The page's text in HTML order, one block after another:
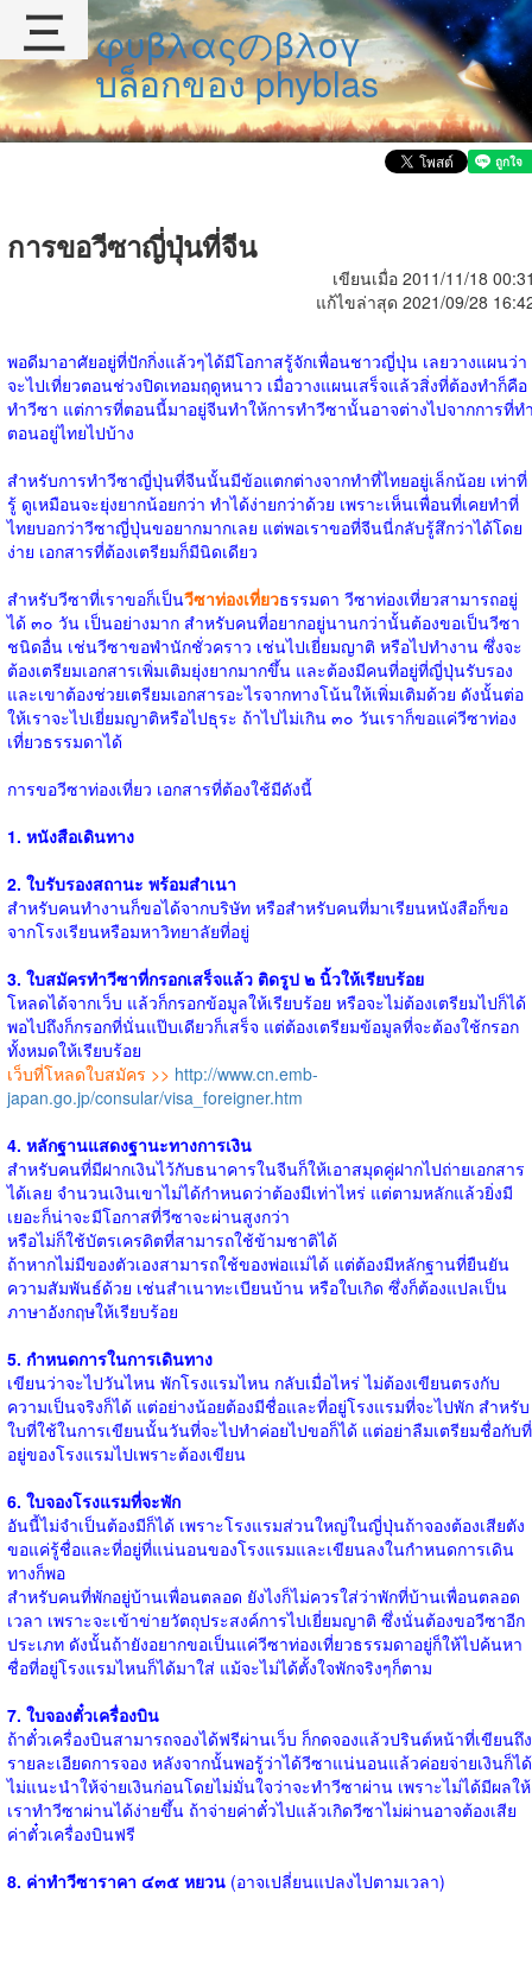
φυβλαςのβλογ
บล็อกของ phyblas
การขอวีซาญี่ปุ่นที่จีน
เขียนเมื่อ 2011/11/18
แก้ไขล่าสุด 2021/09/28
พอดีมาอาศัยอยู่ที่ปักกิ่งแล้วๆได้มีโอกาสรู้จักเพื่อนชาวญี่ปุ่น เลยวางแผนว่า
จะไปเที่ยวตอนช่วงปิดเทอมฤดูหนาว เมื่อวางแผนเสร็จแล้วสิ่งที่ต้องทำก็คือ
ทำวีซา แต่การที่ตอนนี้มาอยู่จีนทำให้การทำวีซานั้นอาจต่างไปจากการที่ท
ตอนอยู่ไทยไปบ้าง
สำหรับการทำวีซาญี่ปุ่นที่จีนนั้นมีข้อแตกต่างจากทำที่ไทยอยู่เล็กน้อย เท่าที่
รู้ ดูเหมือนจะยุ่งยากน้อยกว่า ทำได้ง่ายกว่าด้วย เพราะเห็นเพื่อนที่เคยทำที่
ไทยบอกว่าวีซาญี่ปุ่นขอยากมากเลย แต่พอเราขอที่จีนนี่กลับรู้สึกว่าได้โดย
ง่าย เอกสารที่ต้องเตรียมก็มีนิดเดียว
สำหรับวีซาที่เราขอก็เป็นวีซาท่องเที่ยวธรรมดา วีซาท่องเที่ยวสามารถอยู่
ได้ ๓๐ วัน เป็นอย่างมาก สำหรับคนที่อยากอยู่นานกว่านั้นต้องขอเป็นวีซา
ชนิดอื่น เช่นวีซาขอพำนักชั่วคราว เช่นไปเยี่ยมญาติ หรือไปทำงาน ซึ่งจะ
ต้องเตรียมเอกสารเพิ่มเติมยุ่งยากมากขึ้น และต้องมีคนที่อยู่ที่ญี่ปุ่นรับรอง
และเขาต้องช่วยเตรียมเอกสารอะไรจากทางโน้นให้เพิ่มเติมด้วย ดังนั้นต่อ
ให้เราจะไปเยี่ยมญาติหรือไปธุระ ถ้าไปไม่เกิน ๓๐ วันเราก็ขอแค่วีซาท่อง
เที่ยวธรรมดาได้
การขอวีซาท่องเที่ยว เอกสารที่ต้องใช้มีดังนี้
1. หนังสือเดินทาง
2. ใบรับรองสถานะ พร้อมสำเนา
สำหรับคนทำงานก็ขอได้จากบริษัท หรือสำหรับคนที่มาเรียนหนังสือก็ขอ
จากโรงเรียนหรือมหาวิทยาลัยที่อยู่
3. ใบสมัครทำวีซาที่กรอกเสร็จแล้ว ติดรูป ๒ นิ้วให้เรียบร้อย
โหลดได้จากเว็บ แล้วก็กรอกข้อมูลให้เรียบร้อย หรือจะไม่ต้องเตรียมไปก็ได้
พอไปถึงก็กรอกที่นั่นแป๊บเดียวก็เสร็จ แต่ต้องเตรียมข้อมูลที่จะต้องใช้กรอก
ทั้งหมดให้เรียบร้อย
เว็บที่โหลดใบสมัคร >> http://www.cn.emb-
japan.go.jp/consular/visa_foreigner.htm
4. หลักฐานแสดงฐานะทางการเงิน
สำหรับคนที่มีฝากเงินไว้กับธนาคารในจีนก็ให้เอาสมุดคู่ฝากไปถ่ายเอกสาร
ได้เลย จำนวนเงินเขาไม่ได้กำหนดว่าต้องมีเท่าไหร่ แต่ตามหลักแล้วยิ่งมี
เยอะก็น่าจะมีโอกาสที่วีซาจะผ่านสูงกว่า
หรือไม่ก็ใช้บัตรเครดิตที่สามารถใช้ข้ามชาติได้
ถ้าหากไม่มีของตัวเองสามารถใช้ของพ่อแม่ได้ แต่ต้องมีหลักฐานที่ยืนยัน
ความสัมพันธ์ด้วย เช่นสำเนาทะเบียนบ้าน หรือใบเกิด ซึ่งก็ต้องแปลเป็น
ภาษาอังกฤษให้เรียบร้อย
5. กำหนดการในการเดินทาง
เขียนว่าจะไปวันไหน พักโรงแรมไหน กลับเมื่อไหร่ ไม่ต้องเขียนตรงกับ
ความเป็นจริงก็ได้ แต่อย่างน้อยต้องมีชื่อและที่อยู่โรงแรมที่จะไปพัก สำหรับ
ใบที่ใช้ในการเขียนนั้นวันที่จะไปทำค่อยไปขอก็ได้ แต่อย่าลืมเตรียมชื่อกับที่
อยู่ของโรงแรมไปเพราะต้องเขียน
6. ใบจองโรงแรมที่จะพัก
อันนี้ไม่จำเป็นต้องมีก็ได้ เพราะโรงแรมส่วนใหญ่ในญี่ปุ่นถ้าจองต้องเสียตัง
ขอแค่รู้ชื่อและที่อยู่ที่แน่นอนของโรงแรมและเขียนลงในกำหนดการเดิน
ทางก็พอ
สำหรับคนที่พักอยู่บ้านเพื่อนตลอด ยังไงก็ไม่ควรใส่ว่าพักที่บ้านเพื่อนตลอด
เวลา เพราะจะเข้าข่ายวัตถุประสงค์การไปเยี่ยมญาติ ซึ่งนั่นต้องขอวีซาอีก
ประเภท ดังนั้นถ้ายังอยากขอเป็นแค่วีซาท่องเที่ยวธรรมดาอยู่ก็ให้ไปค้นหา
ชื่อที่อยู่โรงแรมไหนก็ได้มาใส่ แม้จะไม่ได้ตั้งใจพักจริงๆก็ตาม
7. ใบจองตั๋วเครื่องบิน
ถ้าตั๋วเครื่องบินสามารถจองได้ฟรีผ่านเว็บ ก็กดจองแล้วปรินต์หน้าที่เขียนถึง
รายละเอียดการจอง หลังจากนั้นพอรู้ว่าได้วีซาแน่นอนแล้วค่อยจ่ายเงินก็ได้
ไม่แนะนำให้จ่ายเงินก่อนโดยไม่มั่นใจว่าจะทำวีซาผ่าน เพราะไม่ได้มีผลให้
เราทำวีซาผ่านได้ง่ายขึ้น ถ้าจ่ายค่าตั๋วไปแล้วเกิดวีซาไม่ผ่านอาจต้องเสีย
ค่าตั๋วเครื่องบินฟรี
8. ค่าทำวีซาราคา ๔๓๕ หยวน (อาจเปลี่ยนแปลงไปตามเวลา)
三